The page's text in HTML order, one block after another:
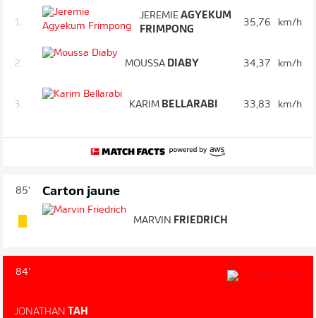
1.
JEREMIE AGYEKUM
FRIMPONG
35,76 km/h
2. MOUSSA DIABY 34,37 km/h
3. KARIM BELLARABI 33,83 km/h
85' Carton jaune
MARVIN FRIEDRICH
84'
JONATHAN TAH